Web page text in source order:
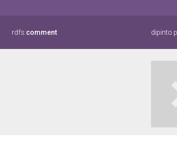
rdfs:comment dipinto